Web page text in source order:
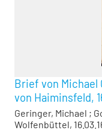
Brief von Michael
von Haiminsfeld,
Geringer, Michael ;
Wolfenbüttel,